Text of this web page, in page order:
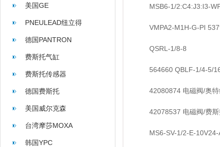
美国GE
PNEULEAD纽立得
德国PANTRON
费斯托气缸
费斯托传感器
德国费斯托
美国威尔克森
WILKERSON
台湾摩莎MOXA
韩国YPC
MSB6-1/2:C4:J3:I3-
VMPA2-M1H-G-PI
QSRL-1/8-8
564660 QBLF-1/4-5/
42080874 电磁阀/奥特
42078537 电磁阀/费斯
MS6-SV-1/2-E-10V24-